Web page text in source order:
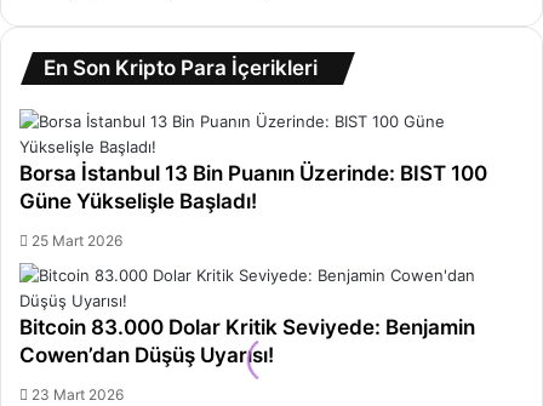
En Son Kripto Para İçerikleri
Borsa İstanbul 13 Bin Puanın Üzerinde: BIST 100
Güne Yükselişle Başladı!
25 Mart 2026
Bitcoin 83.000 Dolar Kritik Seviyede: Benjamin
Cowen’dan Düşüş Uyarısı!
23 Mart 2026